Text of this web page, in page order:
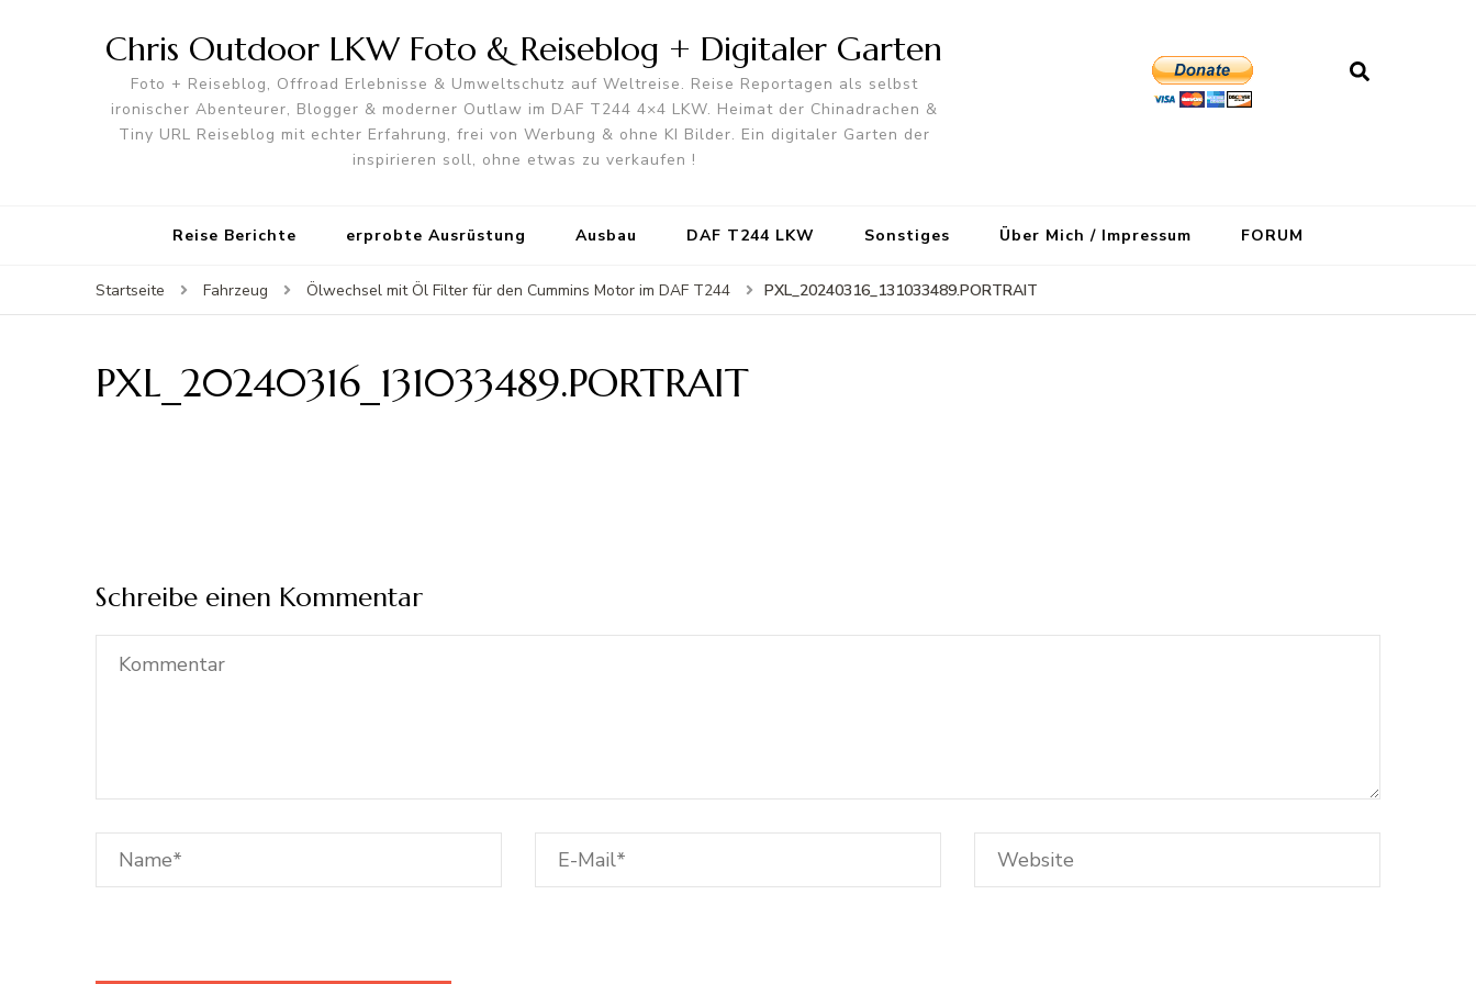
Chris Outdoor LKW Foto & Reiseblog + Digitaler Garten
Foto + Reiseblog, Offroad Erlebnisse & Umweltschutz auf Weltreise. Reise Reportagen als selbst
ironischer Abenteurer, Blogger & moderner Outlaw im DAF T244 4×4 LKW. Heimat der Chinadrachen &
Tiny URL Reiseblog mit echter Erfahrung, frei von Werbung & ohne KI Bilder. Ein digitaler Garten der
inspirieren soll, ohne etwas zu verkaufen !
Reise Berichte erprobte Ausrüstung Ausbau DAF T244 LKW Sonstiges Über Mich / Impressum FORUM
Startseite Fahrzeug Ölwechsel mit Öl Filter für den Cummins Motor im DAF T244 PXL_20240316_131033489.PORTRAIT
PXL_20240316_131033489.PORTRAIT
Schreibe einen Kommentar